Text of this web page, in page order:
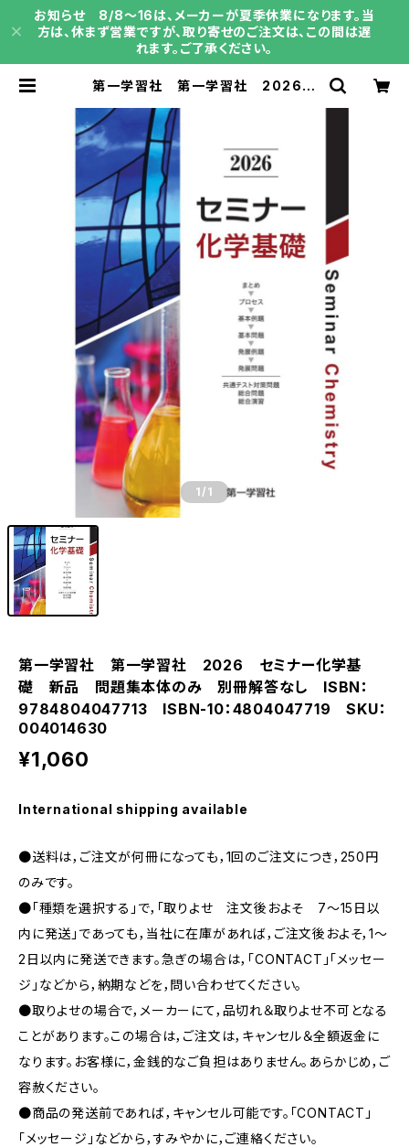
お知らせ 8/8～16は、メーカーが夏季休業になります。当
方は、休まず営業ですが、取り寄せのご注文は、この間は遅
れます。ご了承ください。
第一学習社 第一学習社 2026
体のみ 別冊解答なし ISBN：978
4804047713 ISBN-10：4804
047719 SKU：004014630 | 育
之書店（いくのしょてん）
1 /1
第一学習社 第一学習社 2026 セミナー化学基
礎 新品 問題集本体のみ 別冊解答なし ISBN：
9784804047713 ISBN-10：4804047719 SKU：
004014630
¥1,060
International shipping available
●送料は，ご注文が何冊になっても，1回のご注文につき，250円
のみです。
●「種類を選択する」で，「取りよせ 注文後およそ 7〜15日以
内に発送」であっても，当社に在庫があれば，ご注文後およそ，1〜
2日以内に発送できます。急ぎの場合は，「CONTACT」「メッセー
ジ」などから，納期などを，問い合わせてください。
●取りよせの場合で，メーカーにて，品切れ＆取りよせ不可となる
ことがあります。この場合は，ご注文は，キャンセル＆全額返金に
なります。お客様に，金銭的なご負担はありません。あらかじめ，ご
容赦ください。
●商品の発送前であれば，キャンセル可能です。「CONTACT」
「メッセージ」などから，すみやかに，ご連絡ください。